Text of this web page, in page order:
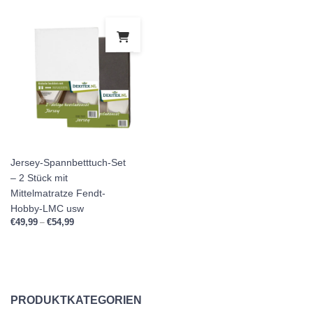
Jersey-Spannbetttuch-Set
– 2 Stück mit
Mittelmatratze Fendt-
Hobby-LMC usw
€49,99 – €54,99Preisspanne: €49,99 bis €54,99
PRODUKTKATEGORIEN